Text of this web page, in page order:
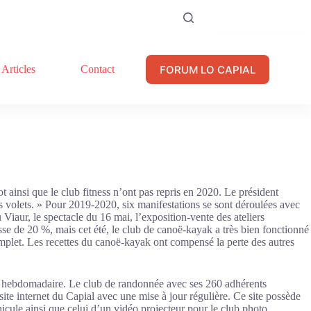
Articles Contact FORUM LO CAPIAL
que le club fitness n’ont pas repris en 2020. Le président
» Pour 2019-2020, six manifestations se sont déroulées avec
le spectacle du 16 mai, l’exposition-vente des ateliers
de 20 %, mais cet été, le club de canoë-kayak a très bien fonctionné
Les recettes du canoë-kayak ont compensé la perte des autres
Le club de randonnée avec ses 260 adhérents
internet du Capial avec une mise à jour régulière. Ce site possède
ainsi que celui d’un vidéo projecteur pour le club photo.